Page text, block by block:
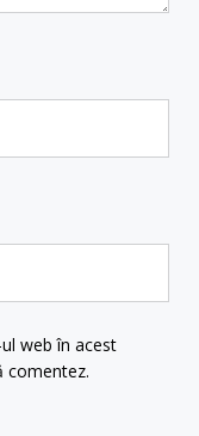
web în acest
comentez.